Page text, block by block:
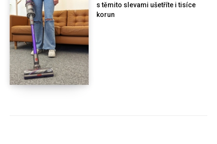
s těmito slevami ušetříte i tisíce
korun